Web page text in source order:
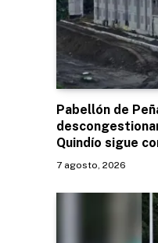
Pabellón de
Quindío sigue
7 agosto, 2026